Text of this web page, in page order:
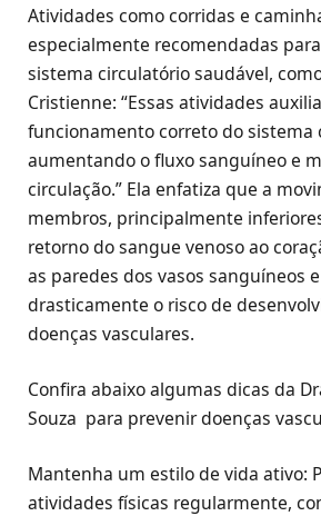
Atividades como corridas e
especialmente recomendadas
sistema circulatório saudável,
Cristienne: “Essas atividades
funcionamento correto do sistema
aumentando o fluxo sanguíneo e
circulação.” Ela enfatiza que a
membros, principalmente
retorno do sangue venoso ao
as paredes dos vasos sanguíneos
drasticamente o risco de
doenças vasculares.
Confira abaixo algumas dicas da
Souza para prevenir doenças
Mantenha um estilo de vida ativo:
atividades físicas regularmente,